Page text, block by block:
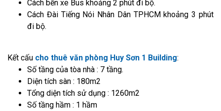
Cách bến xe Bus khoảng 2 phút đi bộ.
Cách Đài Tiếng Nói Nhân Dân TPHCM khoảng 3 phút
đi bộ.
Kết cấu cho thuê văn phòng Huy Sơn 1 Building:
Số tầng của tòa nhà : 7 tầng.
Diện tích sàn : 180m2
Tổng diện tích sử dụng : 1260m2
Số tầng hầm : 1 hầm